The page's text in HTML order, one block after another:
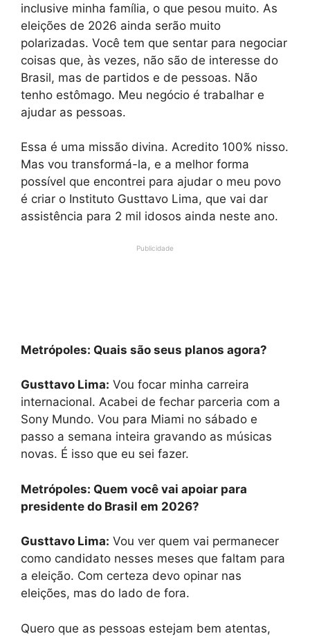
inclusive minha família, o que pesou muito. As
eleições de 2026 ainda serão muito
polarizadas. Você tem que sentar para negociar
coisas que, às vezes, não são de interesse do
Brasil, mas de partidos e de pessoas. Não
tenho estômago. Meu negócio é trabalhar e
ajudar as pessoas.
Essa é uma missão divina. Acredito 100% nisso.
Mas vou transformá-la, e a melhor forma
possível que encontrei para ajudar o meu povo
é criar o Instituto Gusttavo Lima, que vai dar
assistência para 2 mil idosos ainda neste ano.
Publicidade
Metrópoles: Quais são seus planos agora?
Gusttavo Lima: Vou focar minha carreira
internacional. Acabei de fechar parceria com a
Sony Mundo. Vou para Miami no sábado e
passo a semana inteira gravando as músicas
novas. É isso que eu sei fazer.
Metrópoles: Quem você vai apoiar para
presidente do Brasil em 2026?
Gusttavo Lima: Vou ver quem vai permanecer
como candidato nesses meses que faltam para
a eleição. Com certeza devo opinar nas
eleições, mas do lado de fora.
Quero que as pessoas estejam bem atentas,